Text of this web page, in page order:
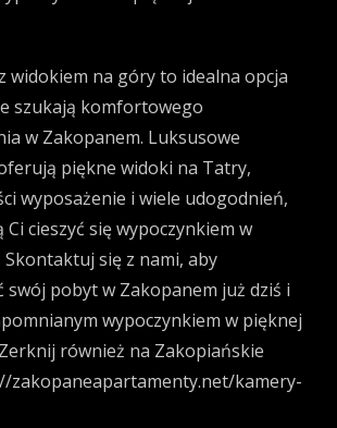
widokiem na góry to idealna opcja
szukają komfortowego
w Zakopanem. Luksusowe
piękne widoki na Tatry,
wyposażenie i wiele udogodnień,
cieszyć się wypoczynkiem w
się z nami, aby
swój pobyt w Zakopanem już dziś i
wypoczynkiem w pięknej
również na Zakopiańskie
zakopaneapartamenty.net/kamery-